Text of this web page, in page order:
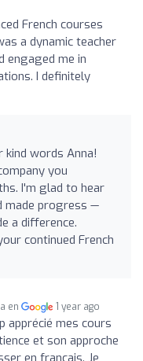
French courses
a dynamic teacher
engaged me in
I definitely
words Anna!
you
I'm glad to hear
made progress —
a difference.
continued French
en 1 year ago
apprécié mes cours
et son approche
en français. Je